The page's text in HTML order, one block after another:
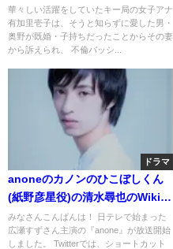
ど
華々しい活躍をしていたキー局の女子アナ
有加里壱子は、そうと知らずに愛した男・
奥野が既婚・子持ちだったことからその妻
から訴えられ、 不倫バッシ...
ドラマ
anoneのカノンのひこぼしくん
(紙野彦星役)の清水尋也のWikiや
画像は？
みなさんこんばんは！ 日テレで始まった
広瀬すずさん主演の『anone』が放送開始
しました。 Twitterでは、ショートカット